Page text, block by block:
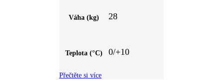
Váha (kg) 28
Teplota (°C) 0/+10
Přečtěte si více